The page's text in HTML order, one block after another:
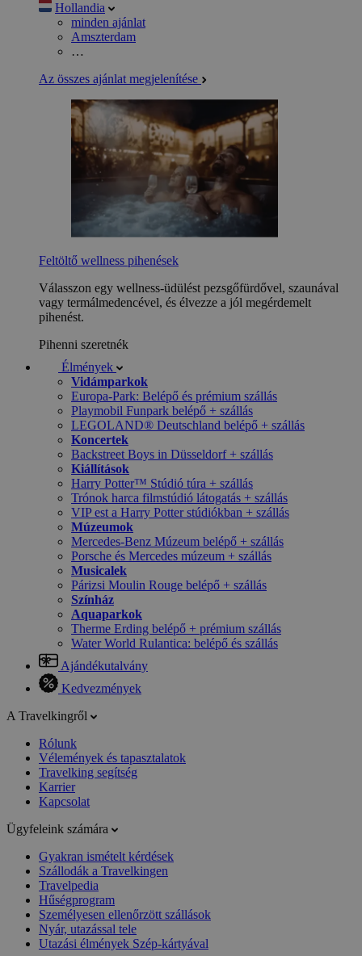
Hollandia
minden ajánlat
Amszterdam
…
Az összes ajánlat megjelenítése
Feltöltő wellness pihenések
Válasszon egy wellness-üdülést pezsgőfürdővel, szaunával
vagy termálmedencével, és élvezze a jól megérdemelt
pihenést.
Pihenni szeretnék
Élmények
Vidámparkok
Europa-Park: Belépő és prémium szállás
Playmobil Funpark belépő + szállás
LEGOLAND® Deutschland belépő + szállás
Koncertek
Backstreet Boys in Düsseldorf + szállás
Kiállítások
Harry Potter™ Stúdió túra + szállás
Trónok harca filmstúdió látogatás + szállás
VIP est a Harry Potter stúdiókban + szállás
Múzeumok
Mercedes-Benz Múzeum belépő + szállás
Porsche és Mercedes múzeum + szállás
Musicalek
Párizsi Moulin Rouge belépő + szállás
Színház
Aquaparkok
Therme Erding belépő + prémium szállás
Water World Rulantica: belépő és szállás
Ajándékutalvány
Kedvezmények
A Travelkingről
Rólunk
Vélemények és tapasztalatok
Travelking segítség
Karrier
Kapcsolat
Ügyfeleink számára
Gyakran ismételt kérdések
Szállodák a Travelkingen
Travelpedia
Hűségprogram
Személyesen ellenőrzött szállások
Nyár, utazással tele
Utazási élmények Szép-kártyával